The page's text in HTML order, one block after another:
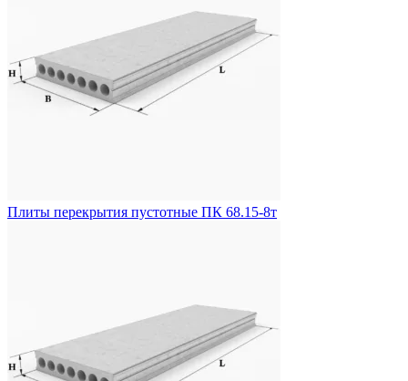
Плиты перекрытия пустотные ПК 68.15-8т